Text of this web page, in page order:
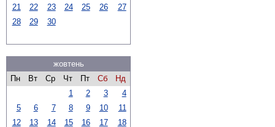
21
22 23 24 25 26
27
28
29 30
жовтень
Пн
Вт Ср Чт Пт Сб
Нд
1
2 3
4
5
6 7 8 9 10
11
12
13 14 15 16 17
18